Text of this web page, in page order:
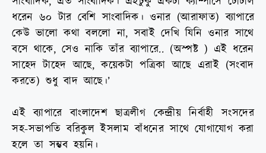
ধরেন ৬০ টার বেশি সাংবাদিক। ওনার (আরাফাত) ব্যাপারে
কেউ ভালো কথা বললো না, সবাই দেখি যিনি ওনার সাথে
বসে থাকে, সেও নাকি তাঁর ব্যাপারে.. (অস্পষ্ট ) এই ধরেন
সাহেদ টাহেদ আছে, কয়েকটা পত্রিকা আছে এরাই (সংবাদ
করতে) শুধু বাদ আছে।’
এই ব্যাপারে বাংলাদেশ ছাত্রলীগ কেন্দ্রীয় নির্বাহী সংসদের
সহ-সভাপতি বরিকুল ইসলাম বাঁধনের সাথে যোগাযোগ করা
হলে তা সম্ভব হয়নি।